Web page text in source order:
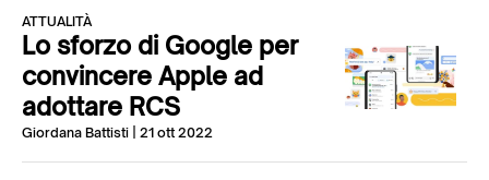
ATTUALITÀ
Lo sforzo di Google per
convincere Apple ad
adottare RCS
Giordana Battisti | 21 ott 2022